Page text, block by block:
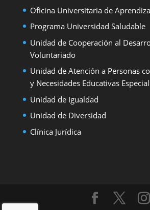
Oficina Universitaria de
Programa Universidad Saludable
Unidad de Cooperación al
Voluntariado
Unidad de Atención a Personas
y Necesidades Educativas
Unidad de Igualdad
Unidad de Diversidad
Clínica Jurídica